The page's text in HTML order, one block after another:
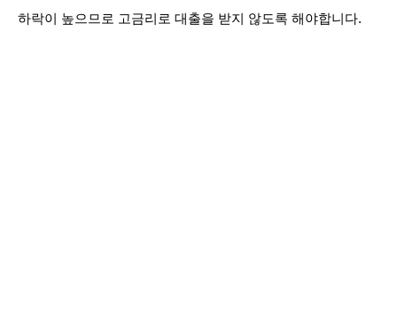
하락이 높으므로 고금리로 대출을 받지 않도록 해야합니다.